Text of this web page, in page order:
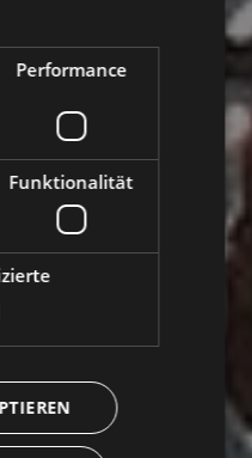
Performance
Funktionalität